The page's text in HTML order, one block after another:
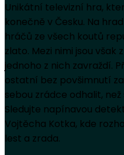
Unikátní televizní hra,
konečně v Česku. Na
hráčů ze všech koutů
zlato. Mezi nimi jsou však
jednoho z nich zavraždí.
ostatní bez povšimnutí
sebou zrádce odhalit,
Sledujte napínavou
Vojtěcha Kotka, kde
lest a zrada.